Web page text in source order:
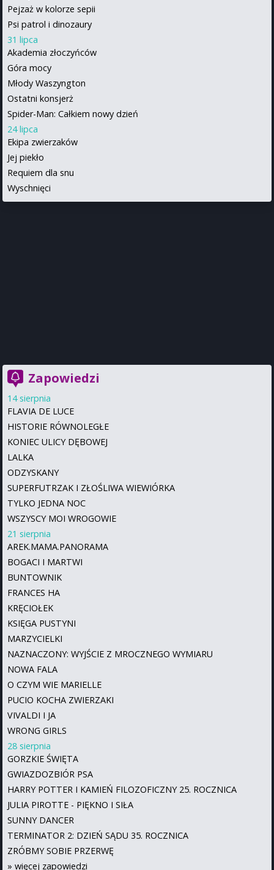
Pejzaż w kolorze sepii
Psi patrol i dinozaury
31 lipca
Akademia złoczyńców
Góra mocy
Młody Waszyngton
Ostatni konsjerż
Spider-Man: Całkiem nowy dzień
24 lipca
Ekipa zwierzaków
Jej piekło
Requiem dla snu
Wyschnięci
Zapowiedzi
14 sierpnia
FLAVIA DE LUCE
HISTORIE RÓWNOLEGŁE
KONIEC ULICY DĘBOWEJ
LALKA
ODZYSKANY
SUPERFUTRZAK I ZŁOŚLIWA WIEWIÓRKA
TYLKO JEDNA NOC
WSZYSCY MOI WROGOWIE
21 sierpnia
AREK.MAMA.PANORAMA
BOGACI I MARTWI
BUNTOWNIK
FRANCES HA
KRĘCIOŁEK
KSIĘGA PUSTYNI
MARZYCIELKI
NAZNACZONY: WYJŚCIE Z MROCZNEGO WYMIARU
NOWA FALA
O CZYM WIE MARIELLE
PUCIO KOCHA ZWIERZAKI
VIVALDI I JA
WRONG GIRLS
28 sierpnia
GORZKIE ŚWIĘTA
GWIAZDOZBIÓR PSA
HARRY POTTER I KAMIEŃ FILOZOFICZNY 25. ROCZNICA
JULIA PIROTTE - PIĘKNO I SIŁA
SUNNY DANCER
TERMINATOR 2: DZIEŃ SĄDU 35. ROCZNICA
ZRÓBMY SOBIE PRZERWĘ
» więcej zapowiedzi